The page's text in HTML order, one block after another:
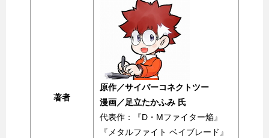
著者
原作／サイバーコネクトツー
漫画／足立たかふみ 氏
代表作：『D・Mファイター焔』
『メタルファイト ベイブレード』